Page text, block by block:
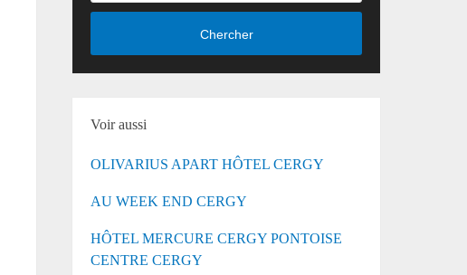
Chercher
Voir aussi
OLIVARIUS APART HÔTEL CERGY
AU WEEK END CERGY
HÔTEL MERCURE CERGY PONTOISE
CENTRE CERGY